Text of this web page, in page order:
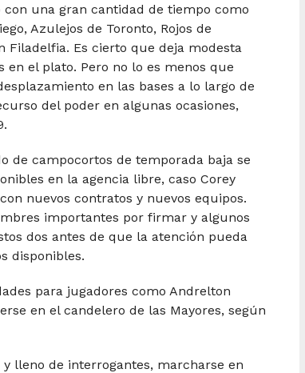
una gran cantidad de tiempo como
Azulejos de Toronto, Rojos de
Filadelfia. Es cierto que deja modesta
en el plato. Pero no lo es menos que
en las bases a lo largo de
del poder en algunas ocasiones,
de campocortos de temporada baja se
en la agencia libre, caso Corey
nuevos contratos y nuevos equipos.
importantes por firmar y algunos
dos antes de que la atención pueda
disponibles.
para jugadores como Andrelton
en el candelero de las Mayores, según
lleno de interrogantes, marcharse en